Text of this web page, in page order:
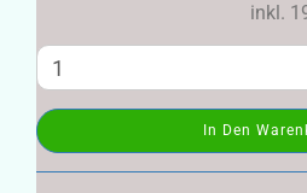
inkl.
In Den